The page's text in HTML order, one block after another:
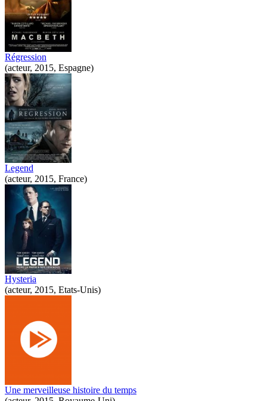
Régression
(acteur, 2015, Espagne)
Legend
(acteur, 2015, France)
Hysteria
(acteur, 2015, Etats-Unis)
Une merveilleuse histoire du temps